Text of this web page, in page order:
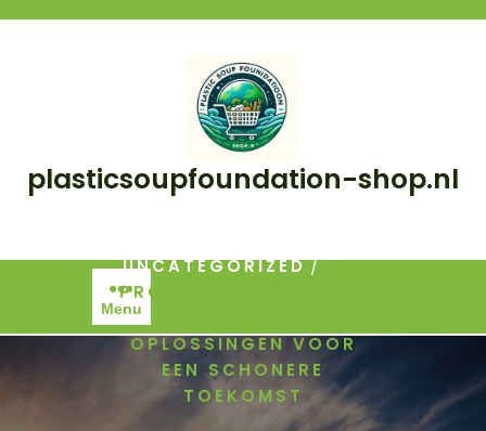
plasticsoupfoundation-shop.nl
Menu
UNCATEGORIZED/HET
PROBLEEM VAN AFVAL:
OPLOSSINGEN VOOR
EEN SCHONERE
TOEKOMST